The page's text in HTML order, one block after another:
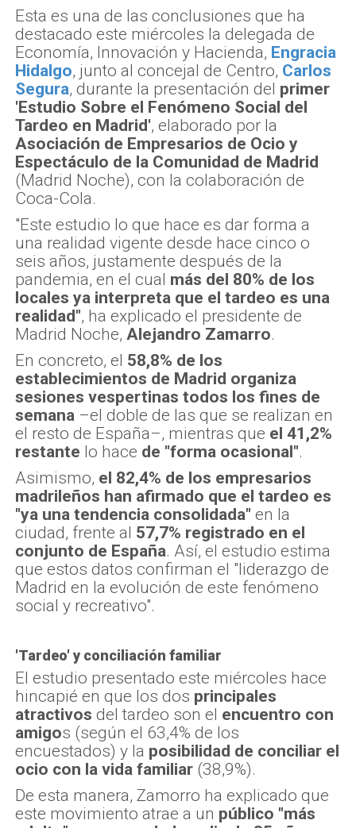
Esta es una de las conclusiones que ha
destacado este miércoles la delegada de
Economía, Innovación y Hacienda, Engracia
Hidalgo, junto al concejal de Centro, Carlos
Segura, durante la presentación del primer
'Estudio Sobre el Fenómeno Social del
Tardeo en Madrid', elaborado por la
Asociación de Empresarios de Ocio y
Espectáculo de la Comunidad de Madrid
(Madrid Noche), con la colaboración de
Coca-Cola.
"Este estudio lo que hace es dar forma a
una realidad vigente desde hace cinco o
seis años, justamente después de la
pandemia, en el cual más del 80% de los
locales ya interpreta que el tardeo es una
realidad", ha explicado el presidente de
Madrid Noche, Alejandro Zamarro.
En concreto, el 58,8% de los
establecimientos de Madrid organiza
sesiones vespertinas todos los fines de
semana –el doble de las que se realizan en
el resto de España–, mientras que el 41,2%
restante lo hace de "forma ocasional".
Asimismo, el 82,4% de los empresarios
madrileños han afirmado que el tardeo es
"ya una tendencia consolidada" en la
ciudad, frente al 57,7% registrado en el
conjunto de España. Así, el estudio estima
que estos datos confirman el "liderazgo de
Madrid en la evolución de este fenómeno
social y recreativo".
'Tardeo' y conciliación familiar
El estudio presentado este miércoles hace
hincapié en que los dos principales
atractivos del tardeo son el encuentro con
amigos (según el 63,4% de los
encuestados) y la posibilidad de conciliar el
ocio con la vida familiar (38,9%).
De esta manera, Zamorro ha explicado que
este movimiento atrae a un público "más